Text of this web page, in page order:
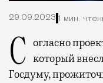
29.09.2023 1 мин.
Согласно проекту бюджета на 2024 год, который
Госдуму,